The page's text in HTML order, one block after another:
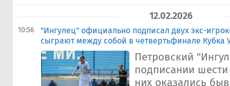
12.02.2026
10:56
"Ингулец" официально подписал двух экс-
сыграют между собой в четвертьфинале Кубка
Петровский
подписании
них оказались